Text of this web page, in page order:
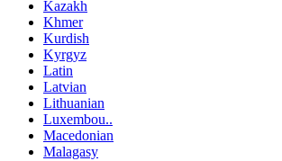
Kazakh
Khmer
Kurdish
Kyrgyz
Latin
Latvian
Lithuanian
Luxembou..
Macedonian
Malagasy